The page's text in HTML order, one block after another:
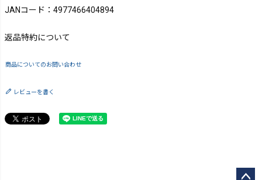
JANコード：4977466404894
返品特約について
商品についてのお問い合わせ
レビューを書く